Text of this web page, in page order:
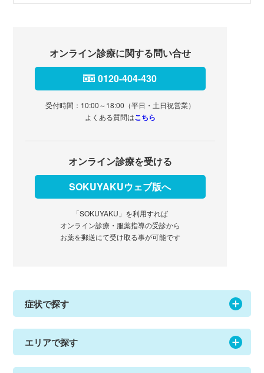
オンライン診療に関する問い合せ
0120-404-430
受付時間：10:00～18:00（平日・土日祝営業）
よくある質問はこちら
オンライン診療を受ける
SOKUYAKUウェブ版へ
「SOKUYAKU」を利用すれば
オンライン診療・服薬指導の受診から
お薬を郵送にて受け取る事が可能です
症状で探す
エリアで探す